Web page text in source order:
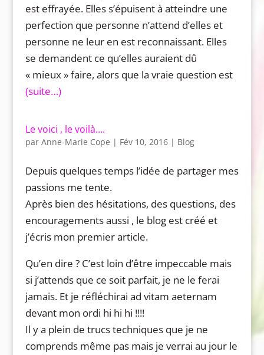
est effrayée. Elles s’épuisent à atteindre une
perfection que personne n’attend d’elles et
personne ne leur en est reconnaissant. Elles
se demandent ce qu’elles auraient dû
« mieux » faire, alors que la vraie question est
(suite…)
Le voici , le voilà….
par Anne-Marie Cope | Fév 10, 2016| Blog
Depuis quelques temps l’idée de partager mes
passions me tente.
Après bien des hésitations, des questions, des
encouragements aussi , le blog est créé et
j’écris mon premier article.
Qu’en dire ? C’est loin d’être impeccable mais
si j’attends que ce soit parfait, je ne le ferai
jamais. Et je réfléchirai ad vitam aeternam
devant mon ordi hi hi hi !!!!
Il y a plein de trucs techniques que je ne
comprends même pas mais je verrai au jour le